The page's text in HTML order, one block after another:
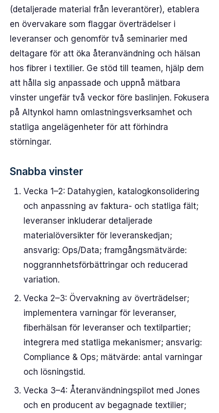
(detaljerade material från leverantörer), etablera
en övervakare som flaggar överträdelser i
leveranser och genomför två seminarier med
deltagare för att öka återanvändning och hälsan
hos fibrer i textilier. Ge stöd till teamen, hjälp dem
att hålla sig anpassade och uppnå mätbara
vinster ungefär två veckor före baslinjen. Fokusera
på Altynkol hamn omlastningsverksamhet och
statliga angelägenheter för att förhindra
störningar.
Snabba vinster
Vecka 1–2: Datahygien, katalogkonsolidering
och anpassning av faktura- och statliga fält;
leveranser inkluderar detaljerade
materialöversikter för leveranskedjan;
ansvarig: Ops/Data; framgångsmätvärde:
noggrannhetsförbättringar och reducerad
variation.
Vecka 2–3: Övervakning av överträdelser;
implementera varningar för leveranser,
fiberhälsan för leveranser och textilpartier;
integrera med statliga mekanismer; ansvarig:
Compliance & Ops; mätvärde: antal varningar
och lösningstid.
Vecka 3–4: Återanvändningspilot med Jones
och en producent av begagnade textilier;